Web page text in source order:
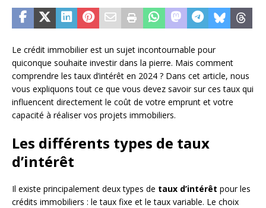
Le crédit immobilier est un sujet incontournable pour
quiconque souhaite investir dans la pierre. Mais comment
comprendre les taux d’intérêt en 2024 ? Dans cet article, nous
vous expliquons tout ce que vous devez savoir sur ces taux qui
influencent directement le coût de votre emprunt et votre
capacité à réaliser vos projets immobiliers.
Les différents types de taux
d’intérêt
Il existe principalement deux types de taux d’intérêt pour les
crédits immobiliers : le taux fixe et le taux variable. Le choix